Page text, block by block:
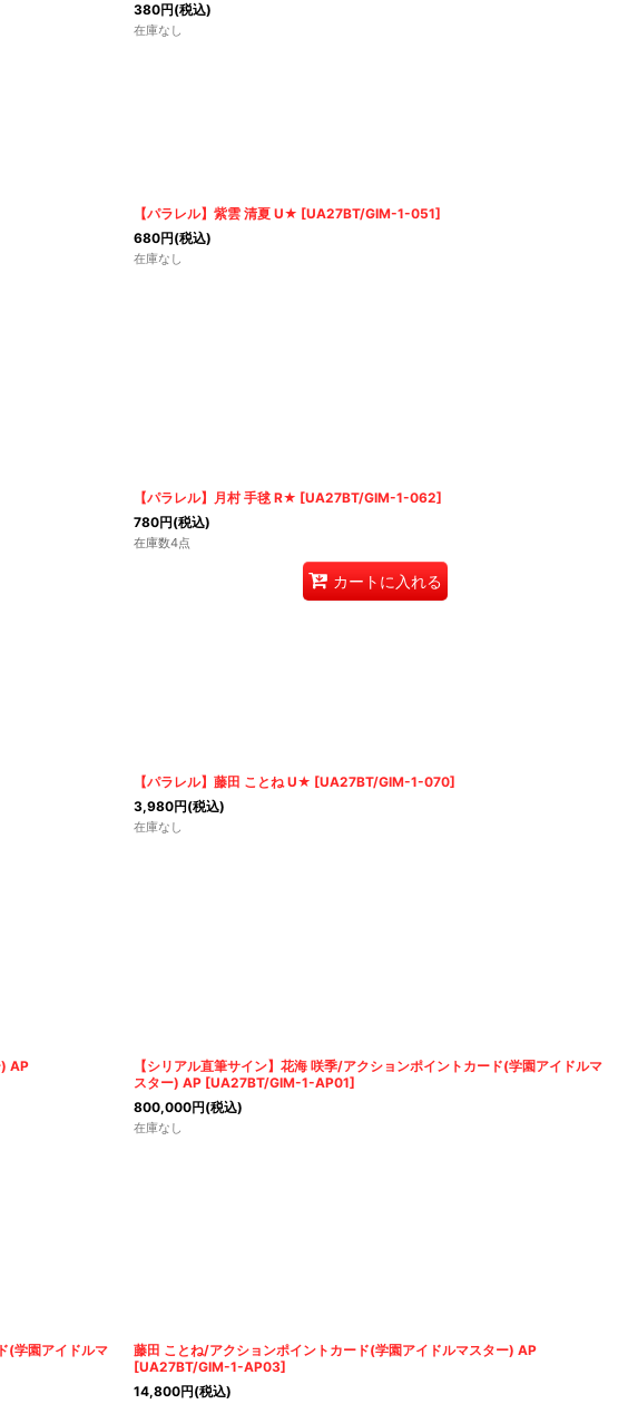
380円(税込)
在庫なし
【パラレル】紫雲 清夏 U★ [UA27BT/GIM-1-051]
680円(税込)
在庫なし
【パラレル】月村 手毬 R★ [UA27BT/GIM-1-062]
780円(税込)
在庫数4点
カートに入れる
【パラレル】藤田 ことね U★ [UA27BT/GIM-1-070]
3,980円(税込)
在庫なし
AP
【シリアル直筆サイン】花海 咲季/アクションポイントカード(学園アイドルマ
スター) AP [UA27BT/GIM-1-AP01]
800,000円(税込)
在庫なし
(学園アイドルマ
藤田 ことね/アクションポイントカード(学園アイドルマスター) AP
[UA27BT/GIM-1-AP03]
14,800円(税込)